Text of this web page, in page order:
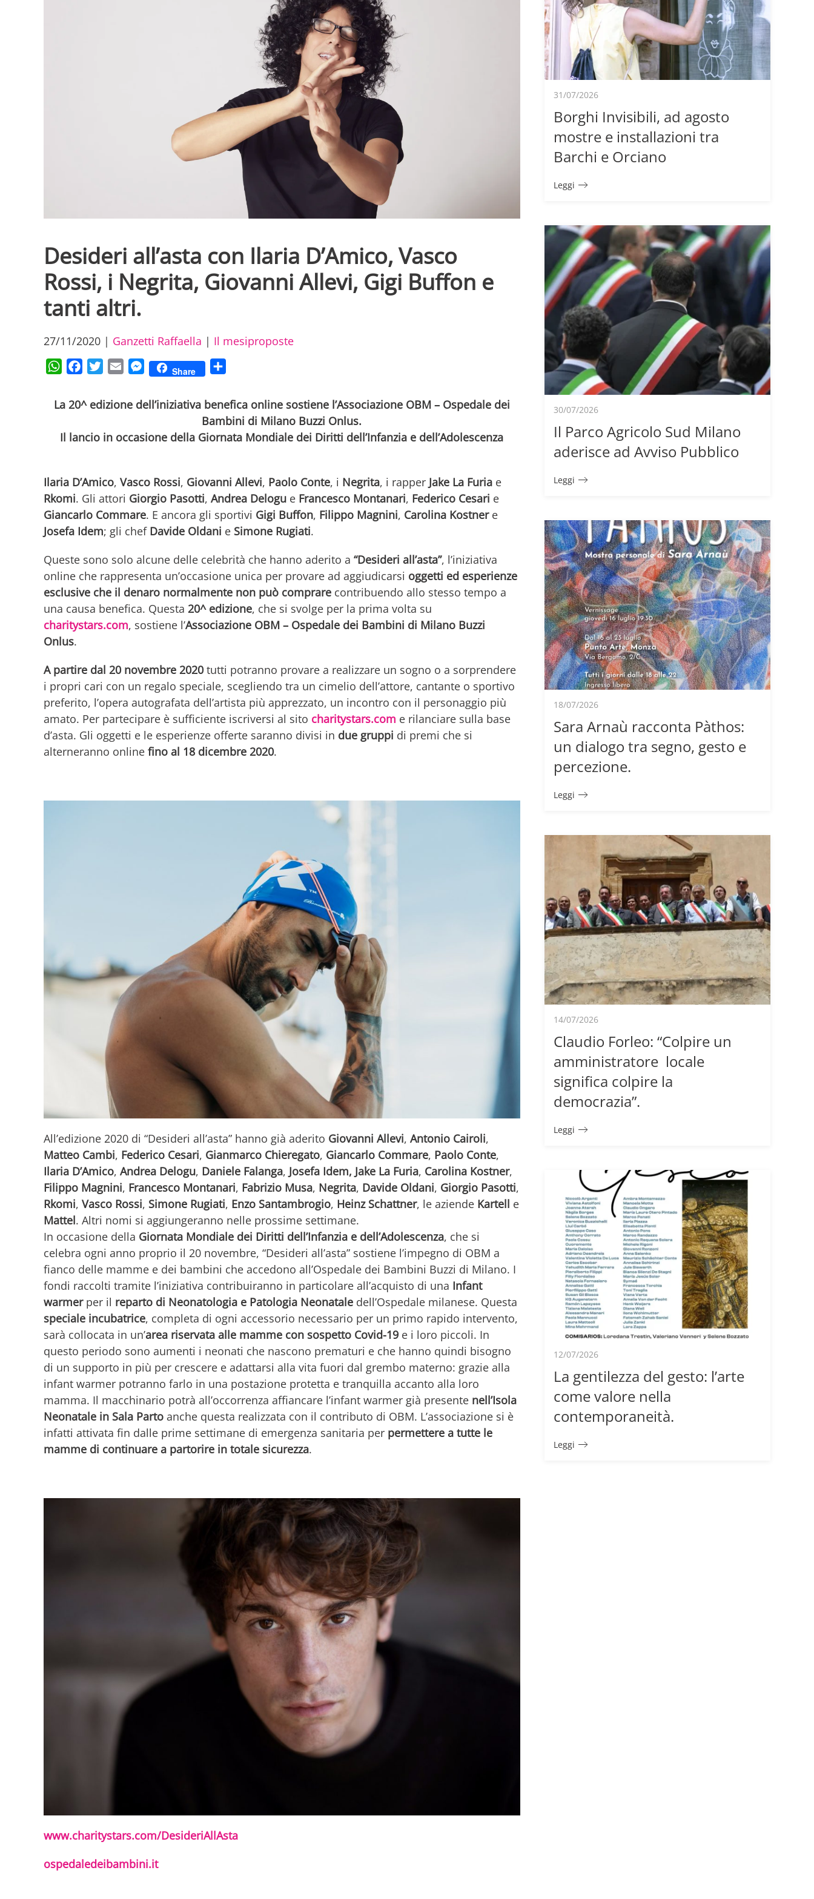
Desideri all’asta con Ilaria D’Amico, Vasco
Rossi, i Negrita, Giovanni Allevi, Gigi Buffon e
tanti altri.
27/11/2020 | Ganzetti Raffaella | Il mesiproposte
WhatsAppFacebookTwitterEmail Messenger
Share
La 20^ edizione dell’iniziativa benefica online sostiene l’Associazione OBM – Ospedale dei
Bambini di Milano Buzzi Onlus.
Il lancio in occasione della Giornata Mondiale dei Diritti dell’Infanzia e dell’Adolescenza
Ilaria D’Amico, Vasco Rossi, Giovanni Allevi, Paolo Conte, i Negrita, i rapper Jake La Furia e
Rkomi. Gli attori Giorgio Pasotti, Andrea Delogu e Francesco Montanari, Federico Cesari e
Giancarlo Commare. E ancora gli sportivi Gigi Buffon, Filippo Magnini, Carolina Kostnere
Josefa Idem; gli chef Davide Oldani e Simone Rugiati.
Queste sono solo alcune delle celebrità che hanno aderito a “Desideri all’asta”, l’iniziativa
online che rappresenta un’occasione unica per provare ad aggiudicarsi oggetti ed esperienze
esclusive che il denaro normalmente non può comprare contribuendo allo stesso tempo a
una causa benefica. Questa 20^ edizione, che si svolge per la prima volta su
charitystars.com, sostiene l’Associazione OBM – Ospedale dei Bambini di Milano Buzzi
Onlus.
A partire dal 20 novembre 2020 tutti potranno provare a realizzare un sogno o a sorprendere
i propri cari con un regalo speciale, scegliendo tra un cimelio dell’attore, cantante o sportivo
preferito, l’opera autografata dell’artista più apprezzato, un incontro con il personaggio più
amato. Per partecipare è sufficiente iscriversi al sito charitystars.com e rilanciare sulla base
d’asta. Gli oggetti e le esperienze offerte saranno divisi in due gruppi di premi che si
alterneranno online fino al 18 dicembre 2020.
All’edizione 2020 di “Desideri all’asta” hanno già aderito Giovanni Allevi, Antonio Cairoli,
Matteo Cambi, Federico Cesari, Gianmarco Chieregato, Giancarlo Commare, Paolo Conte,
Ilaria D’Amico, Andrea Delogu, Daniele Falanga, Josefa Idem, Jake La Furia, Carolina Kostner,
Filippo Magnini, Francesco Montanari, Fabrizio Musa, Negrita, Davide Oldani, Giorgio Pasotti,
Rkomi, Vasco Rossi, Simone Rugiati, Enzo Santambrogio, Heinz Schattner, le aziende Kartell e
Mattel. Altri nomi si aggiungeranno nelle prossime settimane.
In occasione della Giornata Mondiale dei Diritti dell’Infanzia e dell’Adolescenza, che si
celebra ogni anno proprio il 20 novembre, “Desideri all’asta” sostiene l’impegno di OBM a
fianco delle mamme e dei bambini che accedono all’Ospedale dei Bambini Buzzi di Milano. I
fondi raccolti tramite l’iniziativa contribuiranno in particolare all’acquisto di una Infant
warmerper il reparto di Neonatologia e Patologia Neonatale dell’Ospedale milanese. Questa
speciale incubatrice, completa di ogni accessorio necessario per un primo rapido intervento,
sarà collocata in un’area riservata alle mamme con sospetto Covid-19 e i loro piccoli. In
questo periodo sono aumenti i neonati che nascono prematuri e che hanno quindi bisogno
di un supporto in più per crescere e adattarsi alla vita fuori dal grembo materno: grazie alla
infant warmer potranno farlo in una postazione protetta e tranquilla accanto alla loro
mamma. Il macchinario potrà all’occorrenza affiancare l’infant warmer già presente nell’Isola
Neonatale in Sala Parto anche questa realizzata con il contributo di OBM. L’associazione si è
infatti attivata fin dalle prime settimane di emergenza sanitaria per permettere a tutte le
mamme di continuare a partorire in totale sicurezza.
www.charitystars.com/DesideriAllAsta
ospedaledeibambini.it
31/07/2026
Borghi Invisibili, ad agosto
mostre e installazioni tra
Barchi e Orciano
Leggi
30/07/2026
Il Parco Agricolo Sud Milano
aderisce ad Avviso Pubblico
Leggi
18/07/2026
Sara Arnaù racconta Pàthos:
un dialogo tra segno, gesto e
percezione.
Leggi
14/07/2026
Claudio Forleo: “Colpire un
amministratore locale
significa colpire la
democrazia”.
Leggi
12/07/2026
La gentilezza del gesto: l’arte
come valore nella
contemporaneità.
Leggi